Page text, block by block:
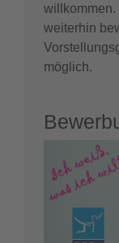
willkommen.
weiterhin
möglich.